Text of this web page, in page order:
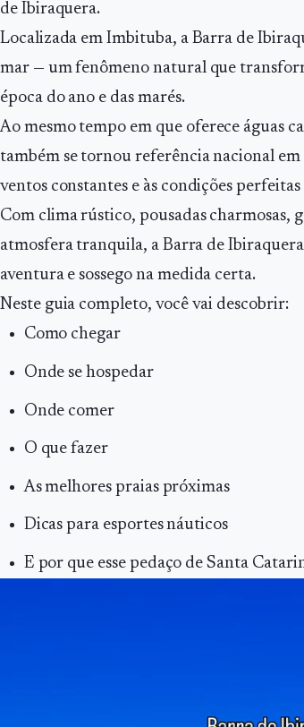
de Ibiraquera.
Localizada em Imbituba, a Barra de
mar — um fenômeno natural que
época do ano e das marés.
Ao mesmo tempo em que oferece águas
também se tornou referência nacional
ventos constantes e às condições perfeitas
Com clima rústico, pousadas charmosas,
atmosfera tranquila, a Barra de
aventura e sossego na medida certa.
Neste guia completo, você vai descobrir:
Como chegar
Onde se hospedar
Onde comer
O que fazer
As melhores praias próximas
Dicas para esportes náuticos
E por que esse pedaço de Santa